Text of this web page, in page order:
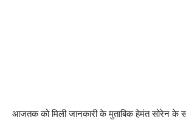
आजतक को मिली जानकारी के मुताबिक हेमंत सोरेन के